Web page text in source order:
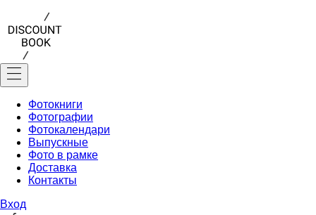
Фотокниги
Фотографии
Фотокалендари
Выпускные
Фото в рамке
Доставка
Контакты
Вход